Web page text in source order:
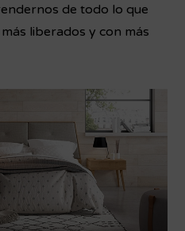
de todo lo que
liberados y con más